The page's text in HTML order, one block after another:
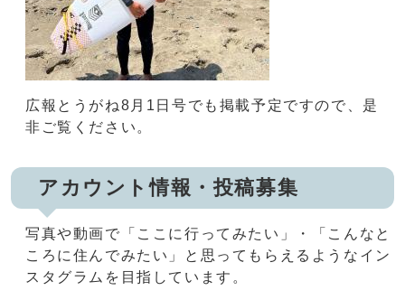
広報とうがね8月1日号でも掲載予定ですので、是
非ご覧ください。
アカウント情報・投稿募集
写真や動画で「ここに行ってみたい」・「こんなと
ころに住んでみたい」と思ってもらえるようなイン
スタグラムを目指しています。